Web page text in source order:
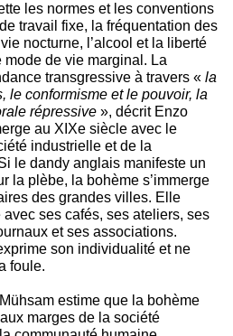
les normes et les conventions
travail fixe, la fréquentation des
nocturne, l’alcool et la liberté
de vie marginal. La
transgressive à travers « la
le conformisme et le pouvoir, la
répressive », décrit Enzo
au XIXe siècle avec le
industrielle et de la
le dandy anglais manifeste un
la plèbe, la bohème s’immerge
des grandes villes. Elle
ses cafés, ses ateliers, ses
et ses associations.
son individualité et ne
foule.
estime que la bohème
marges de la société